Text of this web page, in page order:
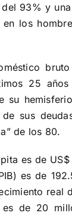
93% y
los
25
su
de sus
de los 80.
es de
es de
real
de 20